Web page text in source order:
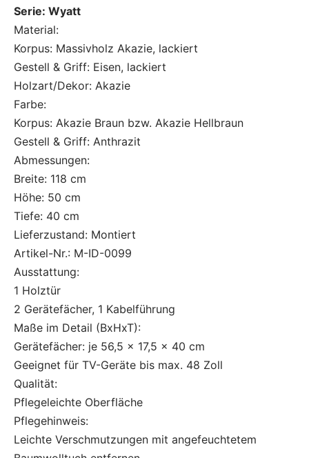
Serie: Wyatt
Material:
Korpus: Massivholz Akazie, lackiert
Gestell & Griff: Eisen, lackiert
Holzart/Dekor: Akazie
Farbe:
Korpus: Akazie Braun bzw. Akazie Hellbraun
Gestell & Griff: Anthrazit
Abmessungen:
Breite: 118 cm
Höhe: 50 cm
Tiefe: 40 cm
Lieferzustand: Montiert
Artikel-Nr.: M-ID-0099
Ausstattung:
1 Holztür
2 Gerätefächer, 1 Kabelführung
Maße im Detail (BxHxT):
Gerätefächer: je 56,5 x 17,5 x 40 cm
Geeignet für TV-Geräte bis max. 48 Zoll
Qualität:
Pflegeleichte Oberfläche
Pflegehinweis:
Leichte Verschmutzungen mit angefeuchtetem